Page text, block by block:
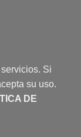
Si
su uso.
DE